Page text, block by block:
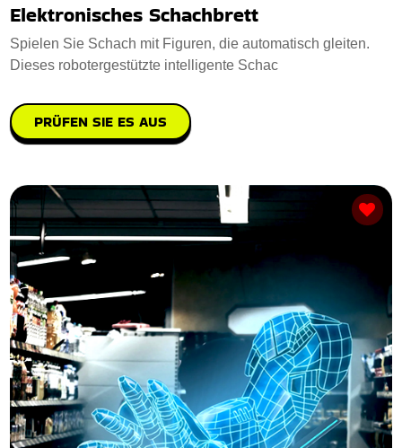
Elektronisches Schachbrett
Spielen Sie Schach mit Figuren, die automatisch gleiten.
Dieses robotergestützte intelligente Schac
PRÜFEN SIE ES AUS